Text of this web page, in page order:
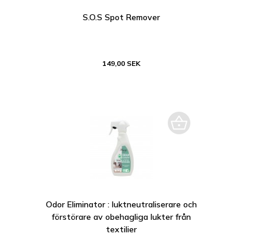
S.O.S Spot Remover
149,00 SEK
Odor Eliminator : luktneutraliserare och
förstörare av obehagliga lukter från
textilier